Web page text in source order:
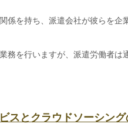
係を持ち、派遣会社が彼らを企
務を行いますが、派遣労働者は
スとクラウドソーシン